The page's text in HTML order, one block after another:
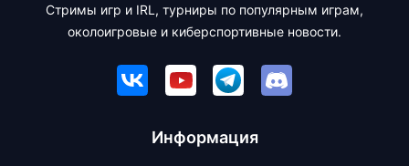
Стримы игр и IRL, турниры по популярным играм,
околоигровые и киберспортивные новости.
Информация